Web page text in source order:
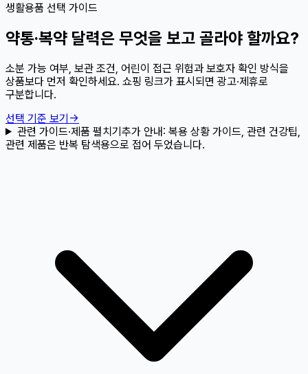
생활용품 선택 가이드
약통·복약 달력은 무엇을 보고 골라야 할까요?
소분 가능 여부, 보관 조건, 어린이 접근 위험과 보호자 확인 방식을
상품보다 먼저 확인하세요. 쇼핑 링크가 표시되면 광고·제휴로
구분합니다.
선택 기준 보기 →
관련 가이드·제품 펼치기추가 안내: 복용 상황 가이드, 관련 건강팁,
관련 제품은 반복 탐색용으로 접어 두었습니다.